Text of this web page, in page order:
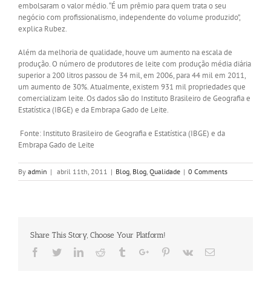
embolsaram o valor médio. “É um prêmio para quem trata o seu
negócio com profissionalismo, independente do volume produzido”,
explica Rubez.
Além da melhoria de qualidade, houve um aumento na escala de
produção. O número de produtores de leite com produção média diária
superior a 200 litros passou de 34 mil, em 2006, para 44 mil em 2011,
um aumento de 30%. Atualmente, existem 931 mil propriedades que
comercializam leite. Os dados são do Instituto Brasileiro de Geografia e
Estatística (IBGE) e da Embrapa Gado de Leite.
Fonte: Instituto Brasileiro de Geografia e Estatística (IBGE) e da
Embrapa Gado de Leite
By admin | abril 11th, 2011 | Blog, Blog, Qualidade | 0 Comments
Share This Story, Choose Your Platform!
Facebook
TwitterLinkedinReddit TumblrGoogle+Pinterest
Vk Email